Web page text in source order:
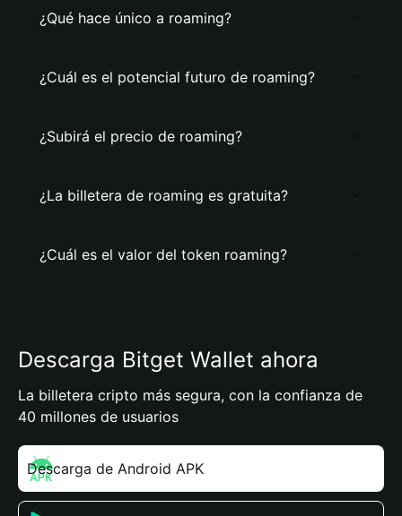
¿Qué hace único a roaming?
¿Cuál es el potencial futuro de roaming?
¿Subirá el precio de roaming?
¿La billetera de roaming es gratuita?
¿Cuál es el valor del token roaming?
Descarga Bitget Wallet ahora
La billetera cripto más segura, con la confianza de
40 millones de usuarios
Descarga de Android APK